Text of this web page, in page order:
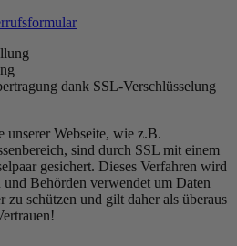
dank SSL-Verschlüsselung
unserer Webseite, wie z.B.
sind durch SSL mit einem
gesichert. Dieses Verfahren wird
Behörden verwendet um Daten
schützen und gilt daher als überaus